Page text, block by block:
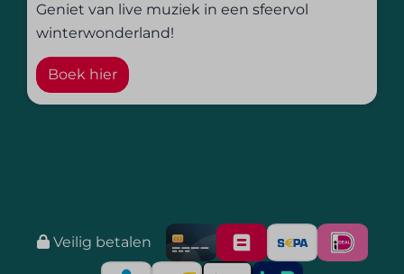
Geniet van live muziek in een sfeervol
winterwonderland!
Boek hier
Veilig betalen